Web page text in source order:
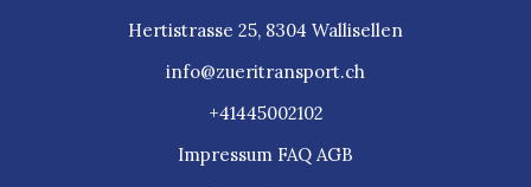
Hertistrasse 25, 8304 Wallisellen
info@zueritransport.ch
+41445002102
Impressum FAQ AGB